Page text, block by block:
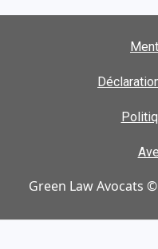
Green Law Avocats